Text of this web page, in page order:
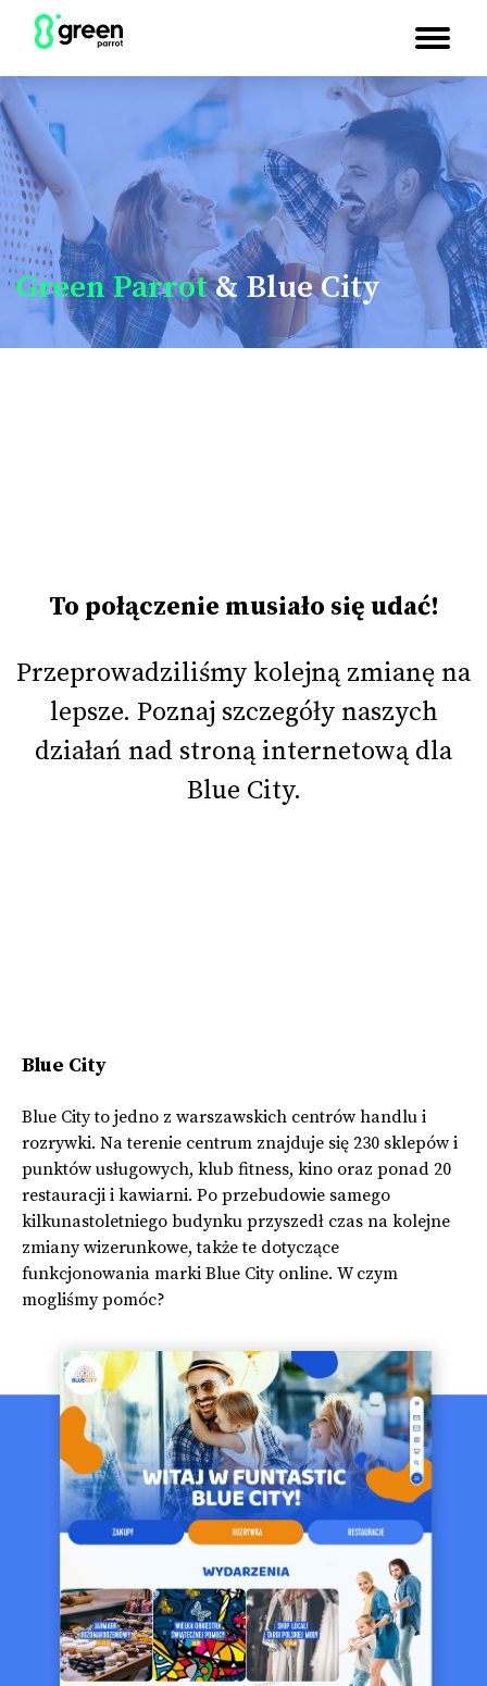
Green Parrot& Blue City
To połączenie musiało się udać!
Przeprowadziliśmy kolejną zmianę na
lepsze. Poznaj szczegóły naszych
działań nad stroną internetową dla
Blue City.
Blue City
Blue City to jedno z warszawskich centrów handlu i
rozrywki. Na terenie centrum znajduje się 230 sklepów i
punktów usługowych, klub fitness, kino oraz ponad 20
restauracji i kawiarni. Po przebudowie samego
kilkunastoletniego budynku przyszedł czas na kolejne
zmiany wizerunkowe, także te dotyczące
funkcjonowania marki Blue City online. W czym
mogliśmy pomóc?